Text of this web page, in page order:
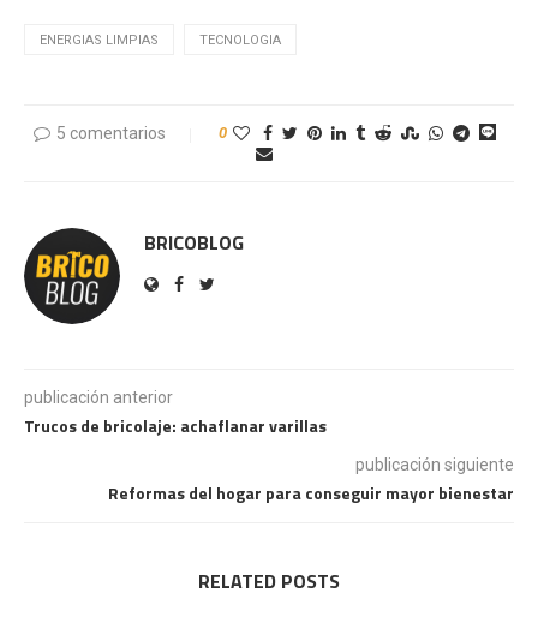
ENERGIAS LIMPIAS TECNOLOGIA
5 comentarios 0
BRICOBLOG
publicación anterior
Trucos de bricolaje: achaflanar varillas
publicación siguiente
Reformas del hogar para conseguir mayor bienestar
RELATED POSTS